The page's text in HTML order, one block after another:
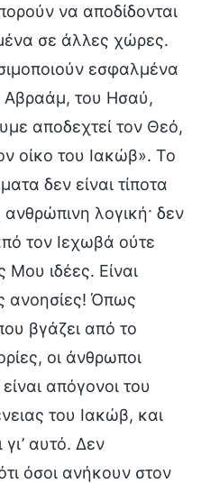
να αποδίδονται
σε άλλες χώρες.
εσφαλμένα
Αβραάμ, του Ησαύ,
αποδεχτεί τον Θεό,
οίκο του Ιακώβ». Το
δεν είναι τίποτα
λογική· δεν
τον Ιεχωβά ούτε
Μου ιδέες. Είναι
ανοησίες! Όπως
βγάζει από το
οι άνθρωποι
απόγονοι του
του Ιακώβ, και
γι’ αυτό. Δεν
όσοι ανήκουν στον